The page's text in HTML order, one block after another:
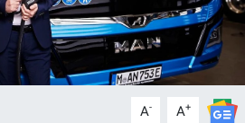
A- A+